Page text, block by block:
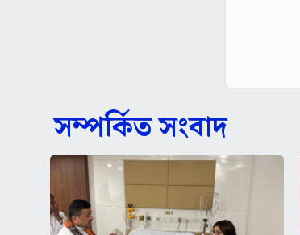
সম্পর্কিত সংবাদ